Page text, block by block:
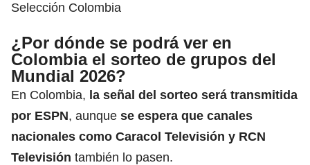
Selección Colombia
¿Por dónde se podrá ver en
Colombia el sorteo de grupos del
Mundial 2026?
En Colombia, la señal del sorteo será transmitida
por ESPN, aunque se espera que canales
nacionales como Caracol Televisión y RCN
Televisión también lo pasen.